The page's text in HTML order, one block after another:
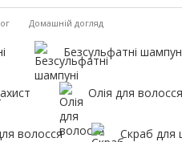
Домашній догляд
Безсульфатні
Олія для волосся
волосся Скраб для